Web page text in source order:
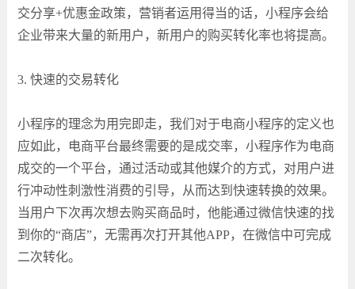
交分享+优惠金政策，营销者运用得当的话，小程序会给
企业带来大量的新用户，新用户的购买转化率也将提高。
3. 快速的交易转化
小程序的理念为用完即走，我们对于电商小程序的定义也
应如此，电商平台最终需要的是成交率，小程序作为电商
成交的一个平台，通过活动或其他媒介的方式，对用户进
行冲动性刺激性消费的引导，从而达到快速转换的效果。
当用户下次再次想去购买商品时，他能通过微信快速的找
到你的“商店”，无需再次打开其他APP，在微信中可完成
二次转化。